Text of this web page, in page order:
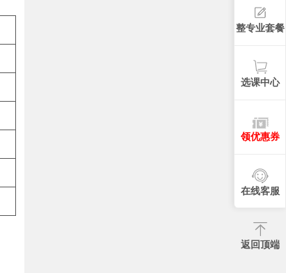
整专业套餐
选课中心
领优惠券
在线客服
返回顶端